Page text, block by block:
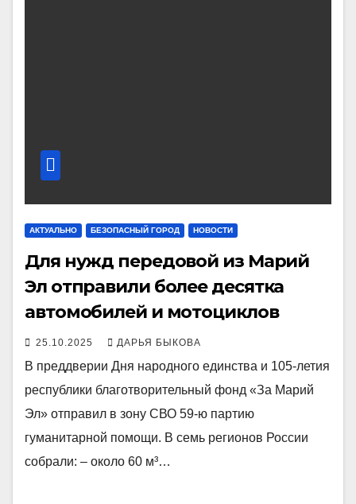
АКТУАЛЬНО БЕЗОПАСНЫЙ ГОРОД НОВОСТИ
Для нужд передовой из Марий
Эл отправили более десятка
автомобилей и мотоциклов
25.10.2025 ДАРЬЯ БЫКОВА
В преддверии Дня народного единства и 105-летия
республики благотворительный фонд «За Марий
Эл» отправил в зону СВО 59-ю партию
гуманитарной помощи. В семь регионов России
собрали: – около 60 м³…